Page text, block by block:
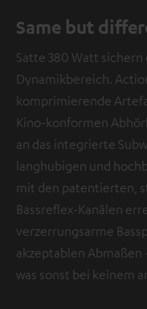
Datenschutzerklärung
Same but
Satte 380 Watt
Dynamikbereich.
komprimierende
Kino-konformen
an das integrierte
langhubigen und
mit den patentierten,
Bassreflex-Kanälen
verzerrungsarme
akzeptablen
was sonst bei keinem